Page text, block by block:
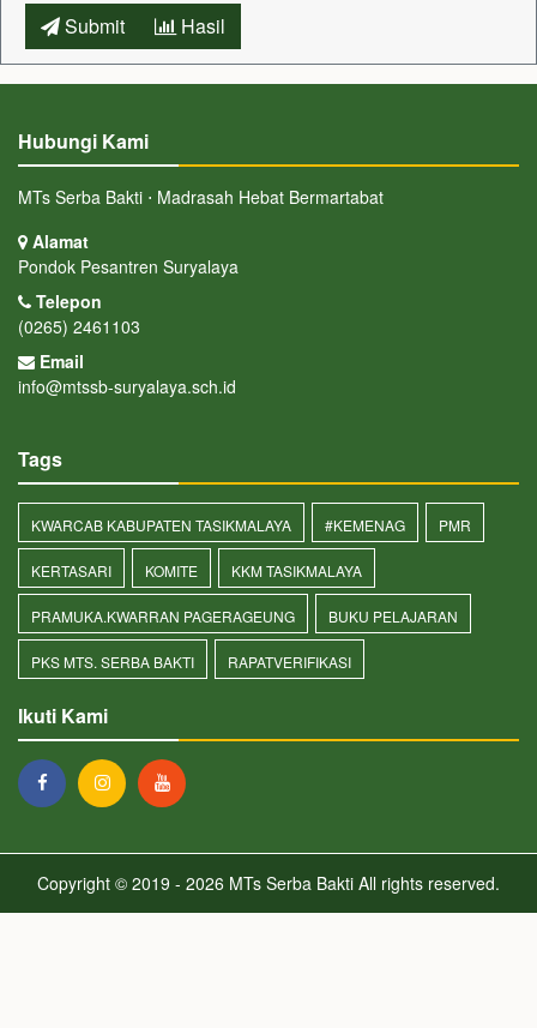
Submit Hasil
Hubungi Kami
MTs Serba Bakti ⋅ Madrasah Hebat Bermartabat
Alamat
Pondok Pesantren Suryalaya
Telepon
(0265) 2461103
Email
info@mtssb-suryalaya.sch.id
Tags
KWARCAB KABUPATEN TASIKMALAYA #KEMENAG PMR
KERTASARI KOMITE KKM TASIKMALAYA
PRAMUKA.KWARRAN PAGERAGEUNG BUKU PELAJARAN
PKS MTS. SERBA BAKTI RAPATVERIFIKASI
Ikuti Kami
Copyright © 2019 - 2026 MTs Serba Bakti All rights reserved.